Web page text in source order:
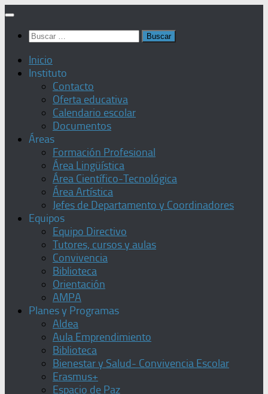
Saltar
contenido
Buscar:
Inicio
Instituto
Contacto
Oferta educativa
Calendario escolar
Documentos
Áreas
Formación Profesional
Área Lingüística
Área Científico-Tecnológica
Área Artística
Jefes de Departamento y Coordinadores
Equipos
Equipo Directivo
Tutores, cursos y aulas
Convivencia
Biblioteca
Orientación
AMPA
Planes y Programas
Aldea
Aula Emprendimiento
Biblioteca
Bienestar y Salud- Convivencia Escolar
Erasmus+
Espacio de Paz